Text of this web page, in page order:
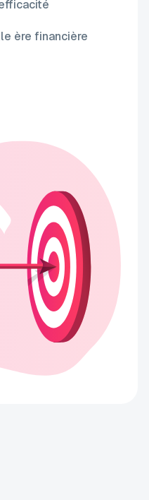
ère financière